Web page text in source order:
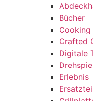
Bücher
Cooking
Crafted
Digitale
Erlebnis